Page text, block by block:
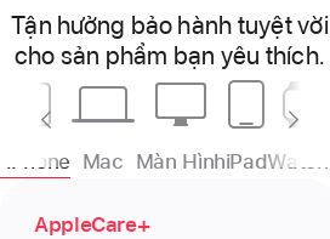
Tận hưởng bảo hành tuyệt vời
cho sản phẩm bạn yêu thích.
iPhone Mac Màn HìnhiPadWatch
AppleCare+